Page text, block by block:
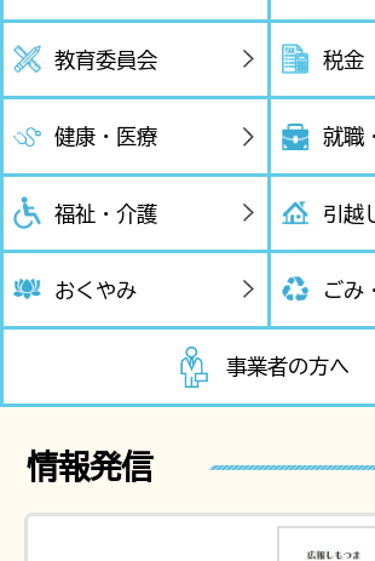
教育委員会 税金
健康・医療 就職
福祉・介護 引越
おくやみ ごみ
事業者の方へ
情報発信